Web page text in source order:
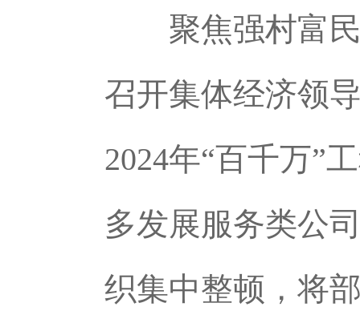
聚焦强村富民
召开集体经济领
2024年“百千万”
多发展服务类公
织集中整顿，将